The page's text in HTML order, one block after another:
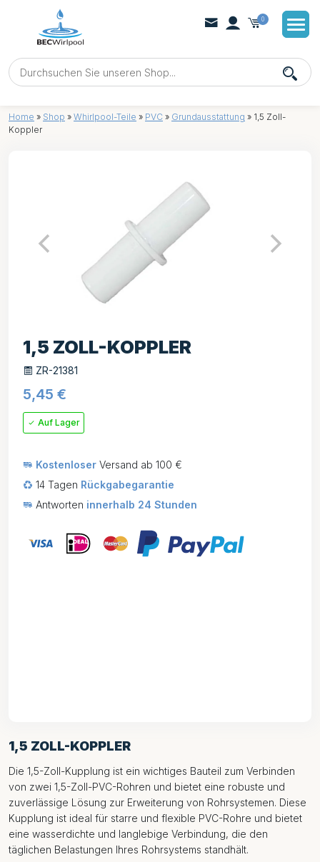
0
Home » Shop » Whirlpool-Teile » PVC » Grundausstattung » 1,5 Zoll-
Koppler
1,5 ZOLL-KOPPLER
Die 1,5-Zoll-Kupplung ist ein wichtiges Bauteil zum Verbinden
von zwei 1,5-Zoll-PVC-Rohren und bietet eine robuste und
zuverlässige Lösung zur Erweiterung von Rohrsystemen. Diese
Kupplung ist ideal für starre und flexible PVC-Rohre und bietet
eine wasserdichte und langlebige Verbindung, die den
täglichen Belastungen Ihres Rohrsystems standhält.
1,5 ZOLL-KOPPLER
ZR-21381
5,45 €
Auf Lager
Kostenloser Versand ab 100 €
14 Tagen Rückgabegarantie
Antworten innerhalb 24 Stunden